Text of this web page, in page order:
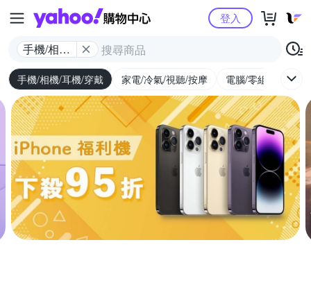
Yahoo購物中心
手機/相機/
耳機/穿戴
登入
手機/相機/耳機/穿戴 家電/冷氣/視聽/按摩 電腦/零組件/週邊/